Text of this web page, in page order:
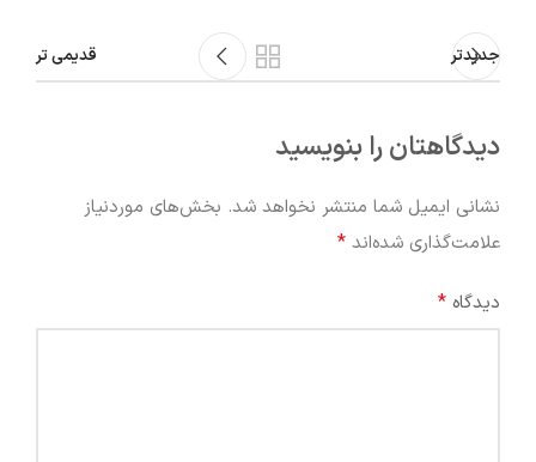
جدیدتر قدیمی تر
دیدگاهتان را بنویسید
نشانی ایمیل شما منتشر نخواهد شد. بخش‌های موردنیاز
علامت‌گذاری شده‌اند *
دیدگاه *